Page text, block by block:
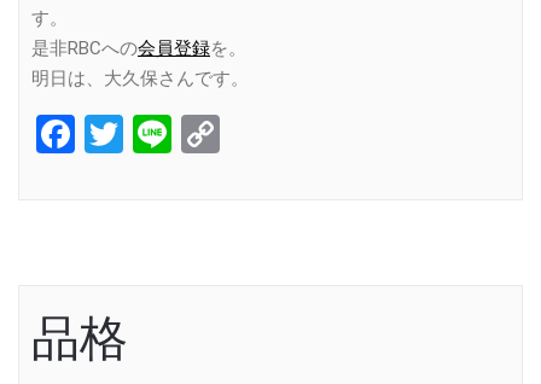
す。
是非RBCへの会員登録を。
明日は、大久保さんです。
Facebook
Twitter
Line
品格